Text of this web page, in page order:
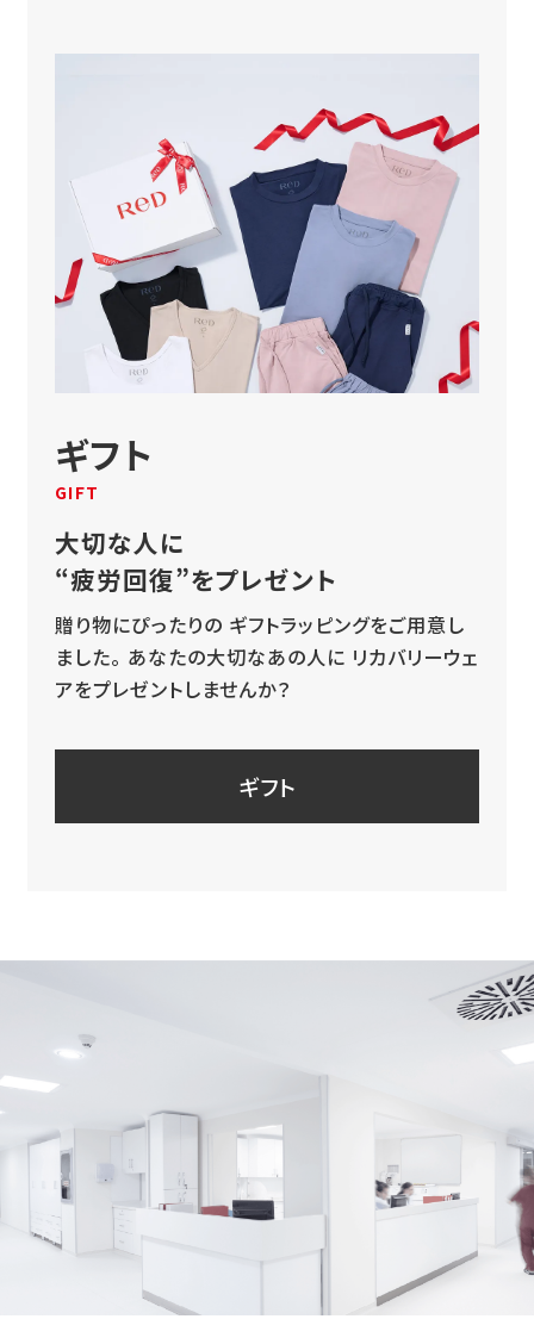
ギフト
GIFT
大切な人に
“疲労回復”をプレゼント
贈り物にぴったりの ギフトラッピングをご用意し
ました。 あなたの大切なあの人に リカバリーウェ
アをプレゼントしませんか？
ギフト